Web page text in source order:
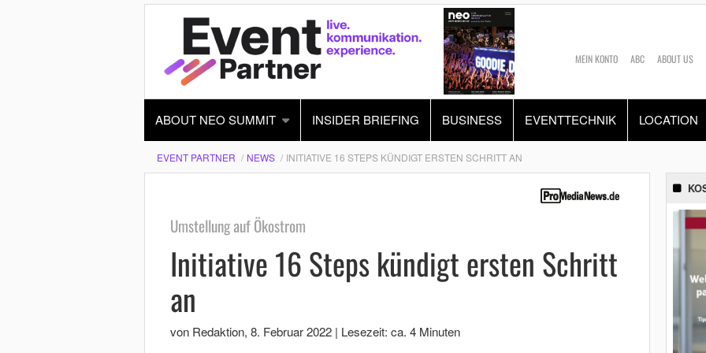
MEIN KONTO ABC ABOUT US
ABOUT NEO SUMMIT INSIDER BRIEFING BUSINESS EVENTTECHNIK LOCATION
EVENT PARTNER NEWS INITIATIVE 16 STEPS KÜNDIGT ERSTEN SCHRITT AN
Umstellung auf Ökostrom
Initiative 16 Steps kündigt ersten Schritt
an
von Redaktion, 8. Februar 2022 | Lesezeit: ca. 4 Minuten